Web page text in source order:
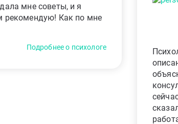
мне советы, и я
рекомендую! Как по мне
Подробнее о психологе